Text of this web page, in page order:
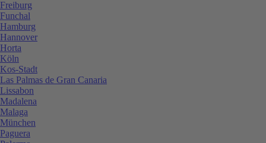
Freiburg
Funchal
Hamburg
Hannover
Horta
Köln
Kos-Stadt
Las Palmas de Gran Canaria
Lissabon
Madalena
Malaga
München
Paguera